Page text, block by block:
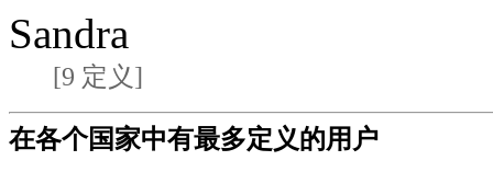
Sandra
[9 定义]
在各个国家中有最多定义的用户